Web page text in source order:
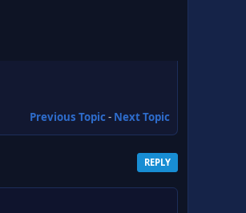
Previous Topic- Next Topic
REPLY